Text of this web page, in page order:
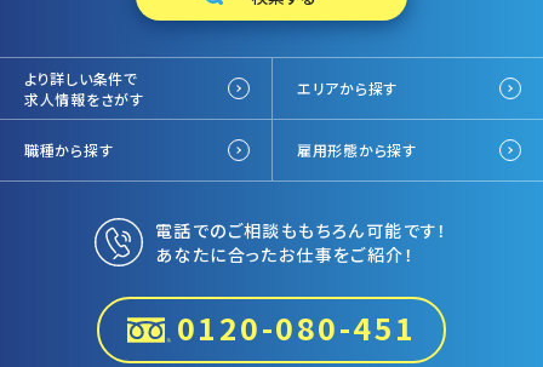
より詳しい条件で
求人情報をさがす
エリアから探す
職種から探す 雇用形態から探す
電話でのご相談ももちろん可能です！
あなたに合ったお仕事をご紹介！
0120-080-451